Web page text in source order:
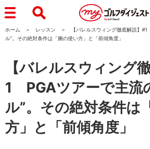
ホーム レッスン
【バレルスウィング徹底解説】
ル”。その絶対条件は「腕の使い方」と「前傾角度」
【バレルスウィング
1 PGAツアーで主流
ル”。その絶対条件は
方」と「前傾角度」